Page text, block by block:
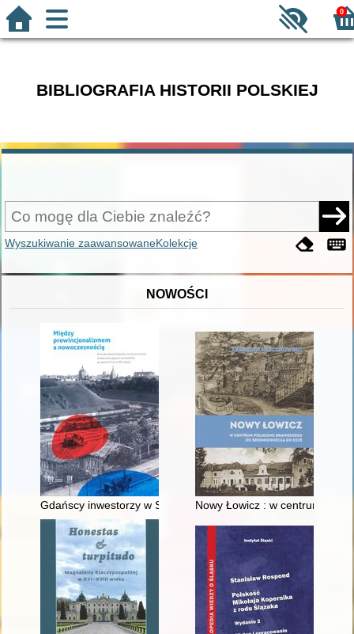
0
BIBLIOGRAFIA HISTORII POLSKIEJ
Wyszukiwanie zaawansowaneKolekcje
NOWOŚCI
Gdańscy inwestorzy w Sopocie : prestiż finansowy i
Nowy Łowicz : w centrum